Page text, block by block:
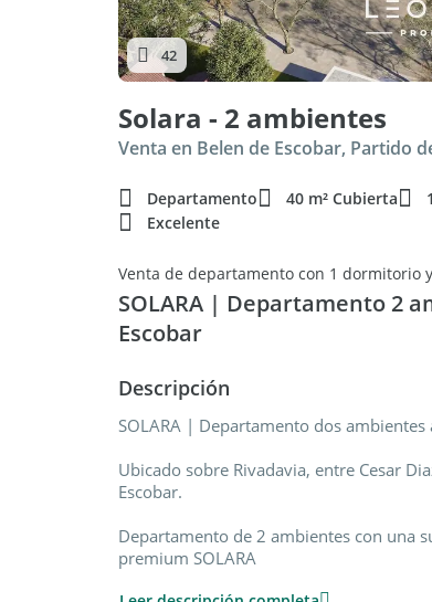
42
Solara - 2 ambientes
Venta en Belen de Escobar, Partido
Departamento 40 m² Cubierta
Excelente
Venta de departamento con 1 dormitorio
SOLARA | Departamento 2
Escobar
Descripción
SOLARA | Departamento dos ambientes
Ubicado sobre Rivadavia, entre Cesar
Escobar.
Departamento de 2 ambientes con una
premium SOLARA